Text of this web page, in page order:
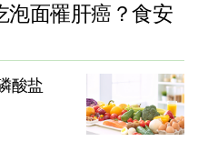
泡面罹肝癌？食安
酸盐